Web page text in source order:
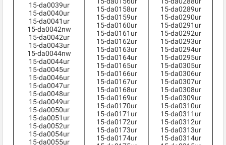
15-da0039ur
15-da0040ur
15-da0041ur
15-da0042nw
15-da0042ur
15-da0043ur
15-da0044nw
15-da0044ur
15-da0045ur
15-da0046ur
15-da0047ur
15-da0048ur
15-da0049ur
15-da0050ur
15-da0051ur
15-da0052ur
15-da0054ur
15-da0055ur
15-da0158ur
15-da0159ur
15-da0160ur
15-da0161ur
15-da0162ur
15-da0163ur
15-da0164ur
15-da0165ur
15-da0166ur
15-da0167ur
15-da0168ur
15-da0169ur
15-da0170ur
15-da0171ur
15-da0172ur
15-da0173ur
15-da0174ur
15-da0289ur
15-da0290ur
15-da0291ur
15-da0292ur
15-da0293ur
15-da0294ur
15-da0295ur
15-da0305ur
15-da0306ur
15-da0307ur
15-da0308ur
15-da0309ur
15-da0310ur
15-da0311ur
15-da0312ur
15-da0313ur
15-da0314ur